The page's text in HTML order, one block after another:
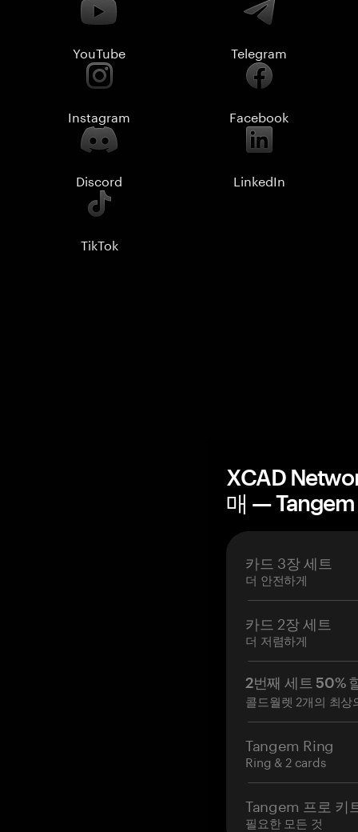
YouTube Telegram
Instagram Facebook
Discord LinkedIn
TikTok
XCAD
매 — Tangem
카드 3장 세트
더 안전하게
카드 2장 세트
더 저렴하게
2번째 세트 50%
콜드월렛 2개의 최상
Tangem Ring
Ring & 2 cards
Tangem 프로 키
필요한 모든 것